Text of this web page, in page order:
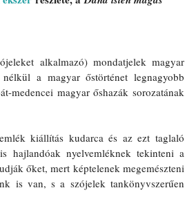
alkalmazó) mondatjelek magyar
a magyar őstörténet legnagyobb
medencei magyar őshazák sorozatának
kiállítás kudarca és az ezt taglaló
nyelvemléknek tekinteni a
őket, mert képtelenek megemészteni
is van, s a szójelek tankönyvszerűen